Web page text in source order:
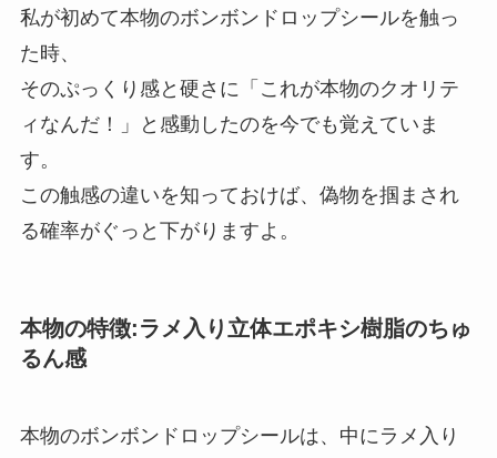
私が初めて本物のボンボンドロップシールを触っ
た時、
そのぷっくり感と硬さに「これが本物のクオリテ
ィなんだ！」と感動したのを今でも覚えていま
す。
この触感の違いを知っておけば、偽物を掴まされ
る確率がぐっと下がりますよ。
本物の特徴:ラメ入り立体エポキシ樹脂のちゅ
るん感
本物のボンボンドロップシールは、中にラメ入り